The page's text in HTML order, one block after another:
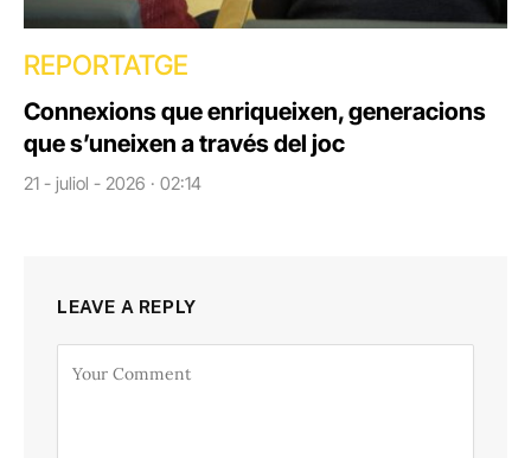
REPORTATGE
Connexions que enriqueixen, generacions
que s’uneixen a través del joc
21 - juliol - 2026 · 02:14
LEAVE A REPLY